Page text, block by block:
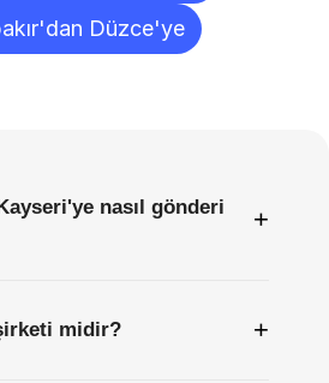
Düzce'ye
nasıl gönderi
+
midir? +